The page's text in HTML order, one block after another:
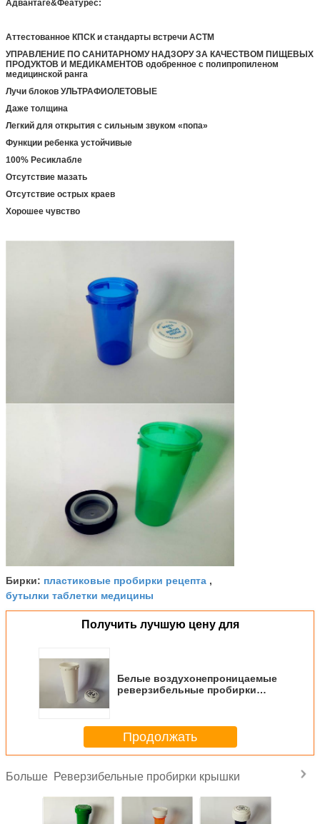
Адвантаге&Феатурес:
Аттестованное КПСК и стандарты встречи АСТМ
УПРАВЛЕНИЕ ПО САНИТАРНОМУ НАДЗОРУ ЗА КАЧЕСТВОМ ПИЩЕВЫХ
ПРОДУКТОВ И МЕДИКАМЕНТОВ одобренное с полипропиленом
медицинской ранга
Лучи блоков УЛЬТРАФИОЛЕТОВЫЕ
Даже толщина
Легкий для открытия с сильным звуком «попа»
Функции ребенка устойчивые
100% Ресиклабле
Отсутствие мазать
Отсутствие острых краев
Хорошее чувство
Бирки: пластиковые пробирки рецепта ,
бутылки таблетки медицины
Получить лучшую цену для
Белые воздухонепроницаемые
реверзибельные пробирки
Продолжать
Больше Реверзибельные пробирки крышки